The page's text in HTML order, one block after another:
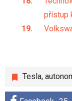
přístup
Tesla,